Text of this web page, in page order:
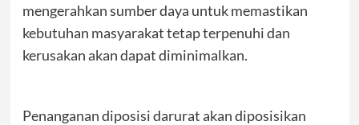
mengerahkan sumber daya untuk memastikan
kebutuhan masyarakat tetap terpenuhi dan
kerusakan akan dapat diminimalkan.
Penanganan diposisi darurat akan diposisikan